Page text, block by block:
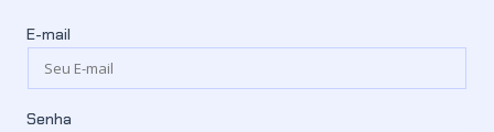
E-mail
Senha